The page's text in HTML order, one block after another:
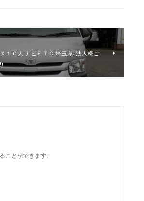
１０人 ナビＥＴＣ 埼玉県J法人様ご
とができます。